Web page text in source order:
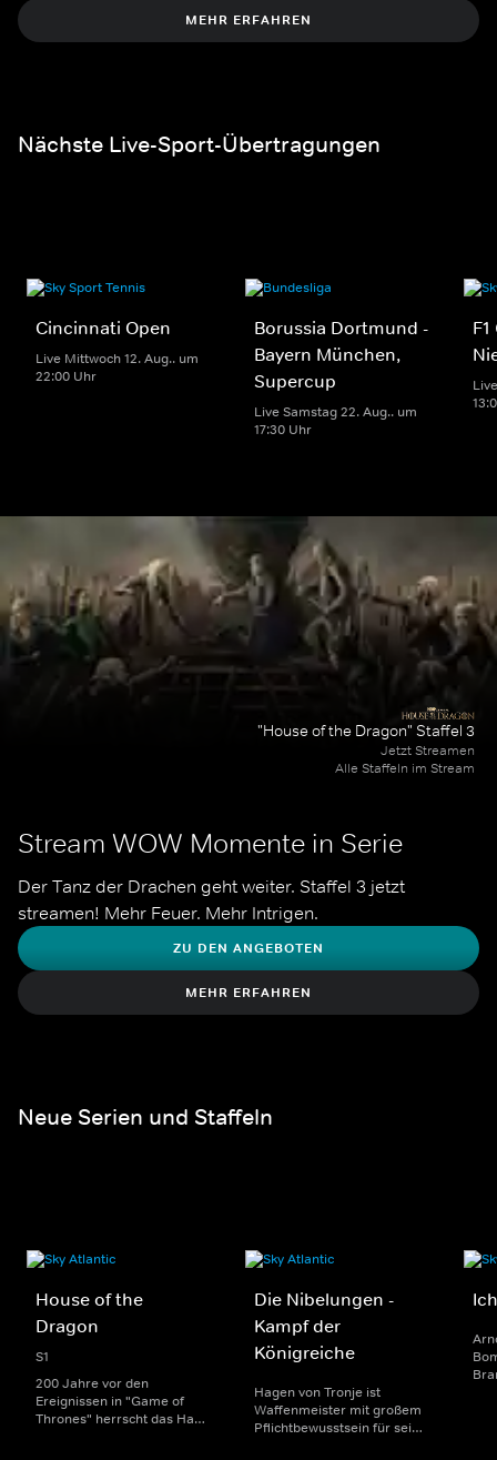
MEHR ERFAHREN
Nächste Live-Sport-Übertragungen
Cincinnati Open
Live Mittwoch 12. Aug.. um
22:00 Uhr
Borussia Dortmund -
Bayern München,
Supercup
Live Samstag 22. Aug.. um
17:30 Uhr
Stream WOW Momente in Serie
Der Tanz der Drachen geht weiter. Staffel 3 jetzt
streamen! Mehr Feuer. Mehr Intrigen.
ZU DEN ANGEBOTEN
MEHR ERFAHREN
"House of the Dragon" Staffel 3
Jetzt Streamen
Alle Staffeln im Stream
Neue Serien und Staffeln
House of the
Dragon
S1
200 Jahre vor den
Ereignissen in "Game of
Thrones" herrscht das Haus
Die Nibelungen -
Kampf der
Königreiche
Hagen von Tronje ist
Waffenmeister mit großem
Pflichtbewusstsein für sein